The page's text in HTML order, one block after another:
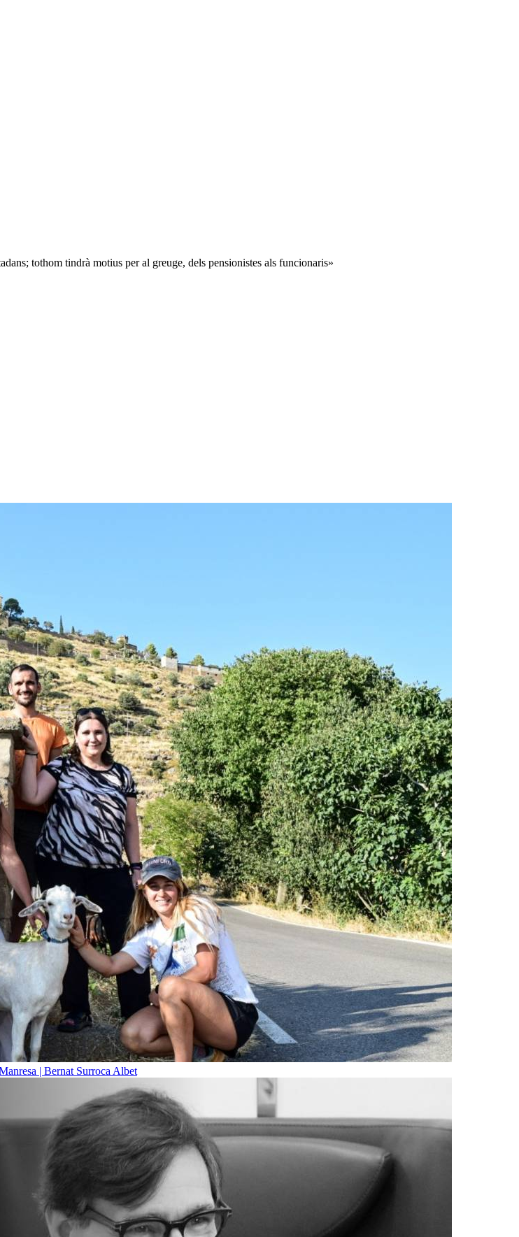
tothom tindrà motius per al greuge, dels pensionistes als funcionaris»
| Bernat Surroca Albet